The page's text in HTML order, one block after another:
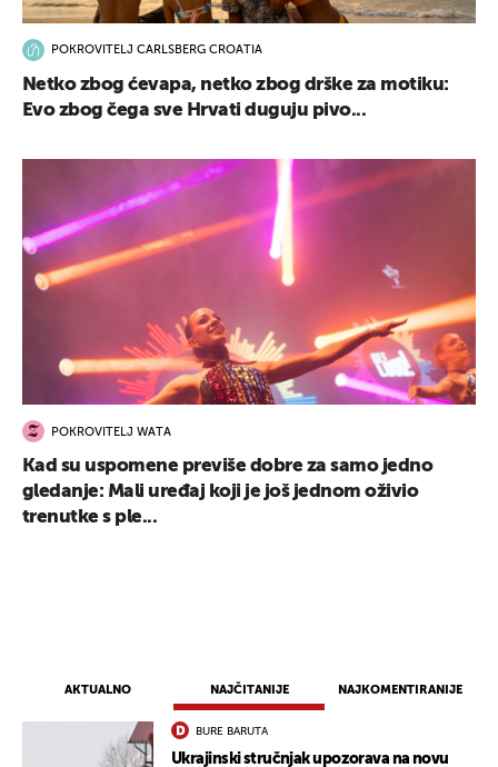
AKTUALNO NAJČITANIJE NAJKOMENTIRANIJE
BURE BARUTA
Ukrajinski stručnjak upozorava na novu
POKROVITELJ CARLSBERG CROATIA
Netko zbog ćevapa, netko zbog drške za motiku:
Evo zbog čega sve Hrvati duguju pivo...
POKROVITELJ WATA
Kad su uspomene previše dobre za samo jedno
gledanje: Mali uređaj koji je još jednom oživio
trenutke s ple...